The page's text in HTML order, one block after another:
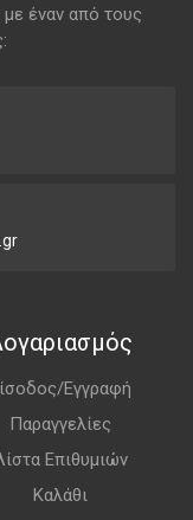
με έναν από τους
Εγγραφή
Παραγγελίες
Επιθυμιών
Καλάθι